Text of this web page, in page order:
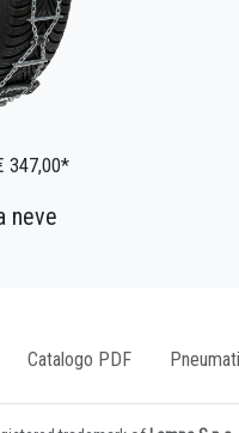
347,00*
neve
Catalogo PDF